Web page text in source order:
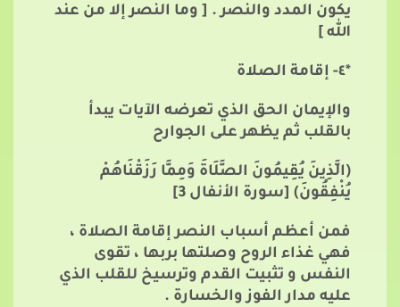
يكون المدد والنصر . [ وما النصر إلا من عند
الله ]
*٤- إقامة الصلاة
والإيمان الحق الذي تعرضه الآيات يبدأ
بالقلب ثم يظهر على الجوارح
(الَّذِينَ يُقِيمُونَ الصَّلَاةَ وَمِمَّا رَزَقْنَاهُمْ
يُنْفِقُونَ) [سورة اﻷنفال 3]
فمن أعظم أسباب النصر إقامة الصلاة ،
فهي غذاء الروح وصلتها بربها ، تقوى
النفس و تثبيت القدم وترسيخ للقلب الذي
عليه مدار الفوز والخسارة .